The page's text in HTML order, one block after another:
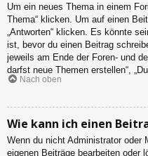
Um ein neues Thema in einem
Thema“ klicken. Um auf einen
„Antworten“ klicken. Es könnte
ist, bevor du einen Beitrag
jeweils am Ende der Foren- und
darfst neue Themen erstellen“,
Nach oben
Wie kann ich einen
Wenn du nicht Administrator oder
eigenen Beiträge bearbeiten oder